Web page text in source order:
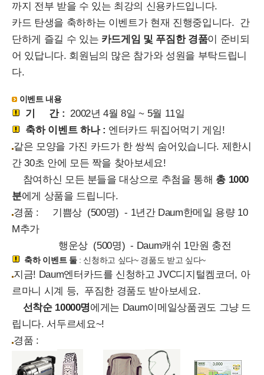
까지 전부 받을 수 있는 최강의 신용카드입니다.
카드 탄생을 축하하는 이벤트가 현재 진행중입니다. 간
단하게 즐길 수 있는 카드게임 및 푸짐한 경품이 준비되
어 있답니다. 회원님의 많은 참가와 성원을 부탁드립니
다.
이벤트 내용
기 간 : 2002년 4월 8일 ~ 5월 11일
축하 이벤트 하나 : 엔터카드 뒤집어먹기 게임!
같은 모양을 가진 카드가 한 쌍씩 숨어있습니다. 제한시
간 30초 안에 모든 짝을 찾아보세요!
참여하신 모든 분들을 대상으로 추첨을 통해 총 1000
분에게 상품을 드립니다.
경품 : 기쁨상 (500명) - 1년간 Daum한메일 용량 10
M추가
행운상 (500명) - Daum캐쉬 1만원 충전
축하 이벤트 둘: 신청하고 싶다~ 경품도 받고 싶다~
지금! Daum엔터카드를 신청하고 JVC디지털켐코더, 아
르마니 시계 등, 푸짐한 경품도 받아보세요.
선착순 10000명에게는 Daum이메일상품권도 그냥 드
립니다. 서두르세요~!
경품 :